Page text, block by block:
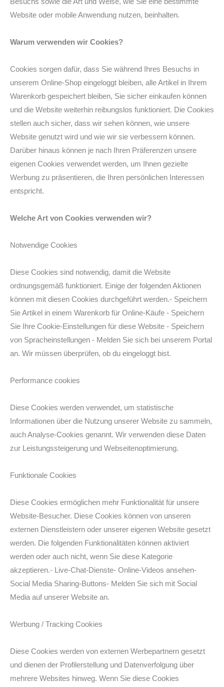
Website oder mobile Anwendung nutzen, beinhalten.
Warum verwenden wir Cookies?
Cookies sorgen dafür, dass Sie während Ihres Besuchs in
unserem Online-Shop eingeloggt bleiben, alle Artikel in Ihrem
Warenkorb gespeichert bleiben, Sie sicher einkaufen können
und die Website weiterhin reibungslos funktioniert. Die Cookies
stellen auch sicher, dass wir sehen können, wie unsere
Website genutzt wird und wie wir sie verbessern können.
Darüber hinaus können je nach Ihren Präferenzen unsere
eigenen Cookies verwendet werden, um Ihnen gezielte
Werbung zu präsentieren, die Ihren persönlichen Interessen
entspricht.
Welche Art von Cookies verwenden wir?
Notwendige Cookies
Diese Cookies sind notwendig, damit die Website
ordnungsgemäß funktioniert. Einige der folgenden Aktionen
können mit diesen Cookies durchgeführt werden.- Speichern
Sie Artikel in einem Warenkorb für Online-Käufe - Speichern
Sie Ihre Cookie-Einstellungen für diese Website - Speichern
von Spracheinstellungen - Melden Sie sich bei unserem Portal
an. Wir müssen überprüfen, ob du eingeloggt bist.
Performance cookies
Diese Cookies werden verwendet, um statistische
Informationen über die Nutzung unserer Website zu sammeln,
auch Analyse-Cookies genannt. Wir verwenden diese Daten
zur Leistungssteigerung und Webseitenoptimierung.
Funktionale Cookies
Diese Cookies ermöglichen mehr Funktionalität für unsere
Website-Besucher. Diese Cookies können von unseren
externen Dienstleistern oder unserer eigenen Website gesetzt
werden. Die folgenden Funktionalitäten können aktiviert
werden oder auch nicht, wenn Sie diese Kategorie
akzeptieren.- Live-Chat-Dienste- Online-Videos ansehen-
Social Media Sharing-Buttons- Melden Sie sich mit Social
Media auf unserer Website an.
Werbung / Tracking Cookies
Diese Cookies werden von externen Werbepartnern gesetzt
und dienen der Profilerstellung und Datenverfolgung über
mehrere Websites hinweg. Wenn Sie diese Cookies